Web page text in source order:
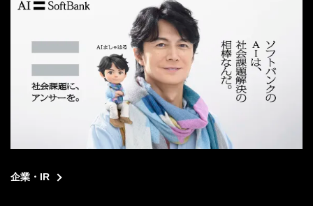
企業・IR